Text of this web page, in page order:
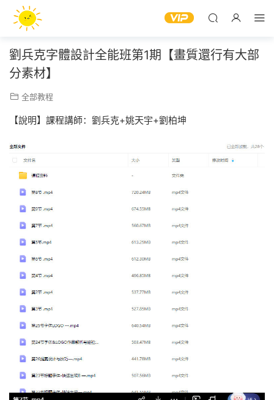
劉兵克字體設計全能班第1期【畫質還行有大部
分素材】
全部教程
【說明】課程講師：劉兵克+姚天宇+劉柏坤